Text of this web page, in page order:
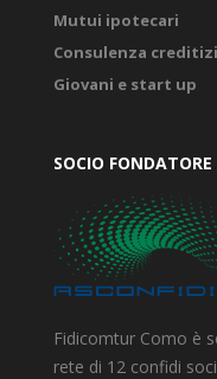
Mutui ipotecari
Consulenza
Giovani e start up
SOCIO
Fidicomtur Como è
rete di 12 confidi